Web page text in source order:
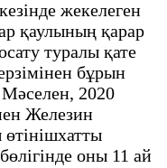
жекелеген
қаулының қарар
туралы қате
бұрын
Мәселен, 2020
Железин
оны 11 ай